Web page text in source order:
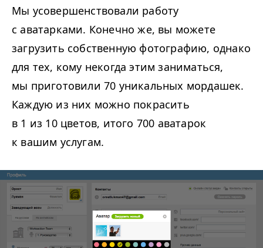
Мы усовершенствовали работу
с аватарками. Конечно же, вы можете
загрузить собственную фотографию, однако
для тех, кому некогда этим заниматься,
мы приготовили 70 уникальных мордашек.
Каждую из них можно покрасить
в 1 из 10 цветов, итого 700 аватарок
к вашим услугам.